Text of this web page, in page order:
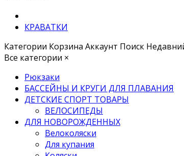
КРАВАТКИ
Категории Корзина Аккаунт Поиск
Все категории ×
Рюкзаки
БАССЕЙНЫ И КРУГИ ДЛЯ ПЛАВАНИЯ
ДЕТСКИЕ СПОРТ ТОВАРЫ
ВЕЛОСИПЕДЫ
ДЛЯ НОВОРОЖДЕННЫХ
Велоколяски
Для купания